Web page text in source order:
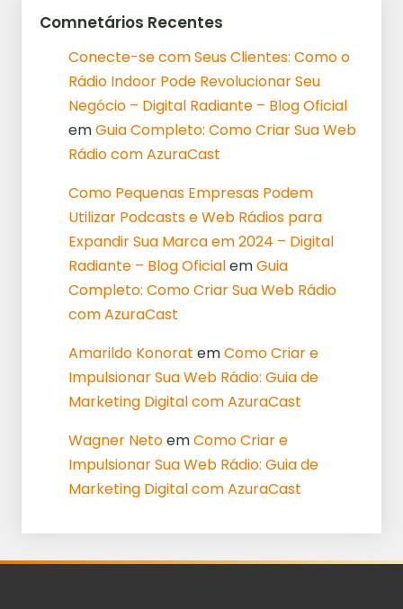
Comnetários Recentes
Conecte-se com Seus Clientes: Como o
Rádio Indoor Pode Revolucionar Seu
Negócio – Digital Radiante – Blog Oficial
emGuia Completo: Como Criar Sua Web
Rádio com AzuraCast
Como Pequenas Empresas Podem
Utilizar Podcasts e Web Rádios para
Expandir Sua Marca em 2024 – Digital
Radiante – Blog OficialemGuia
Completo: Como Criar Sua Web Rádio
com AzuraCast
Amarildo Konorat emComo Criar e
Impulsionar Sua Web Rádio: Guia de
Marketing Digital com AzuraCast
Wagner NetoemComo Criar e
Impulsionar Sua Web Rádio: Guia de
Marketing Digital com AzuraCast